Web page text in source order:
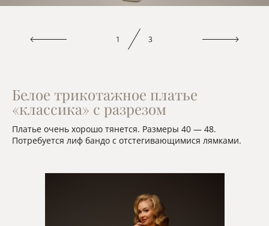
1 3
Белое трикотажное платье
«классика» с разрезом
Платье очень хорошо тянется. Размеры 40 — 48.
Потребуется лиф бандо с отстегивающимися лямками.